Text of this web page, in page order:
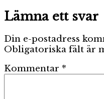
Lämna ett svar
Din e-postadress
Obligatoriska fält är
Kommentar *